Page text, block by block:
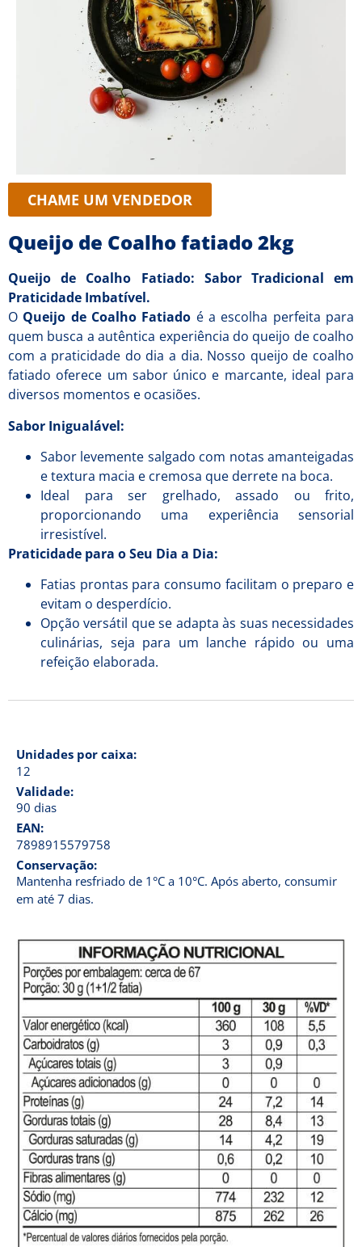
CHAME UM VENDEDOR
Queijo de Coalho fatiado 2kg
Queijo de Coalho Fatiado: Sabor Tradicional em
Praticidade Imbatível.
O Queijo de Coalho Fatiado é a escolha perfeita para
quem busca a autêntica experiência do queijo de coalho
com a praticidade do dia a dia. Nosso queijo de coalho
fatiado oferece um sabor único e marcante, ideal para
diversos momentos e ocasiões.
Sabor Inigualável:
Sabor levemente salgado com notas amanteigadas
e textura macia e cremosa que derrete na boca.
Ideal para ser grelhado, assado ou frito,
proporcionando uma experiência sensorial
irresistível.
Praticidade para o Seu Dia a Dia:
Fatias prontas para consumo facilitam o preparo e
evitam o desperdício.
Opção versátil que se adapta às suas necessidades
culinárias, seja para um lanche rápido ou uma
refeição elaborada.
Unidades por caixa:
12
Validade:
90 dias
EAN:
7898915579758
Conservação:
Mantenha resfriado de 1°C a 10°C. Após aberto, consumir
em até 7 dias.